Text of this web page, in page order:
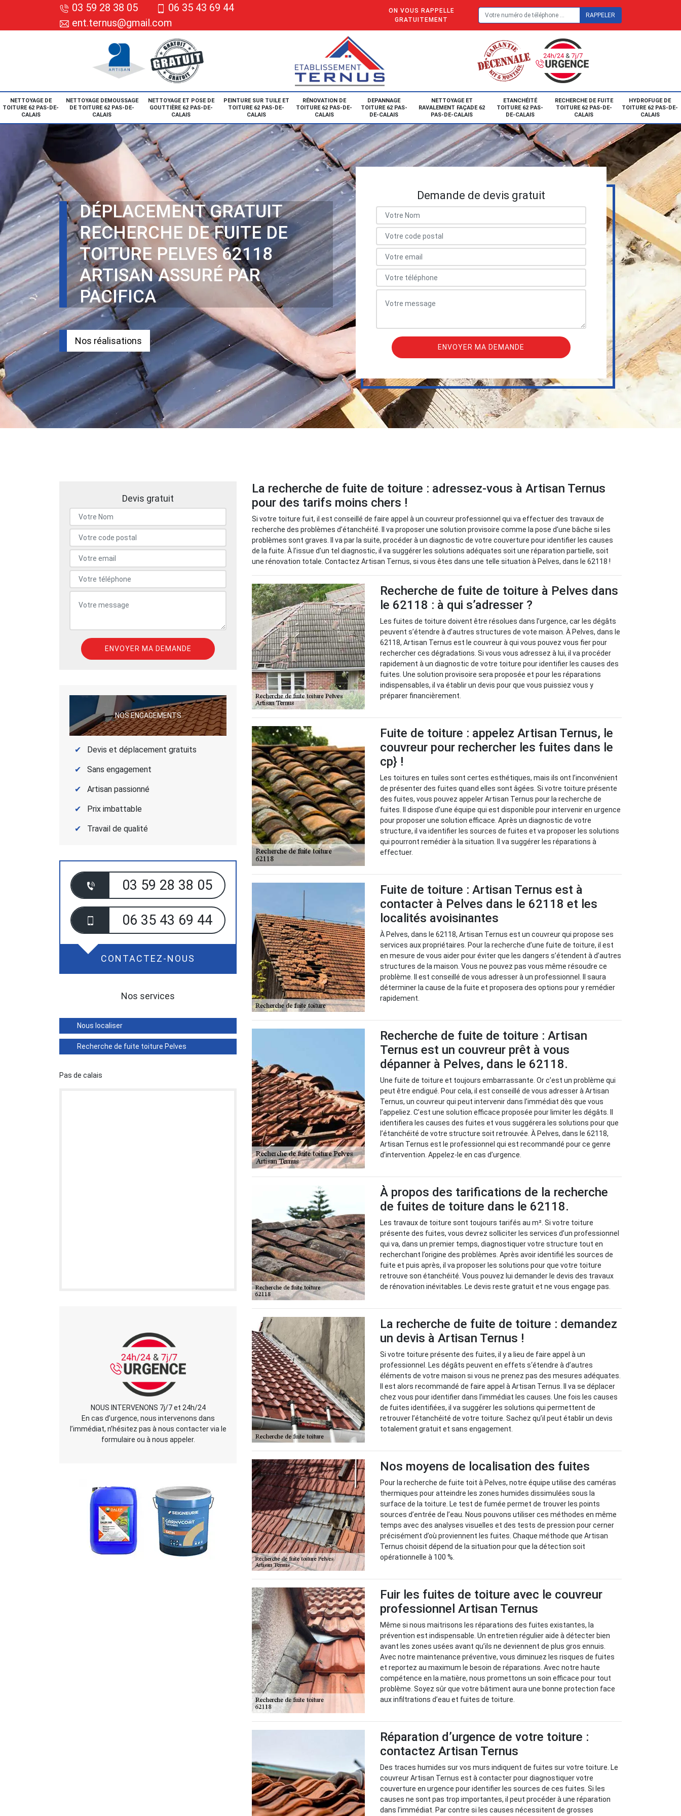
03 59 28 38 05
06 35 43 69 44
ent.ternus@gmail.com
ON VOUS RAPPELLE
GRATUITEMENT
NETTOYAGE DE
TOITURE 62 PAS-DE-
CALAIS
NETTOYAGE DEMOUSSAGE
DE TOITURE 62 PAS-DE-
CALAIS
NETTOYAGE ET POSE DE
GOUTTIÈRE 62 PAS-DE-
CALAIS
PEINTURE SUR TUILE ET
TOITURE 62 PAS-DE-
CALAIS
RÉNOVATION DE
TOITURE 62 PAS-DE-
CALAIS
DEPANNAGE
TOITURE 62 PAS-
DE-CALAIS
NETTOYAGE ET
RAVALEMENT FAÇADE 62
PAS-DE-CALAIS
ETANCHÉITÉ
TOITURE 62 PAS-
DE-CALAIS
RECHERCHE DE FUITE
TOITURE 62 PAS-DE-
CALAIS
HYDROFUGE DE
TOITURE 62 PAS-DE-
CALAIS
DÉPLACEMENT GRATUIT
RECHERCHE DE FUITE DE
TOITURE PELVES 62118
ARTISAN ASSURÉ PAR
PACIFICA
Nos réalisations
Demande de devis gratuit
Devis gratuit
NOS ENGAGEMENTS
Devis et déplacement gratuits
Sans engagement
Artisan passionné
Prix imbattable
Travail de qualité
03 59 28 38 05
06 35 43 69 44
CONTACTEZ-NOUS
Nos services
Nous localiser
Recherche de fuite toiture Pelves
Pas de calais
NOUS INTERVENONS 7j/7 et 24h/24
En cas d’urgence, nous intervenons dans
l’immédiat, n’hésitez pas à nous contacter via le
formulaire ou à nous appeler.
La recherche de fuite de toiture : adressez-vous à Artisan Ternus
pour des tarifs moins chers !
Si votre toiture fuit, il est conseillé de faire appel à un couvreur professionnel qui va effectuer des travaux de
recherche des problèmes d’étanchéité. Il va proposer une solution provisoire comme la pose d’une bâche si les
problèmes sont graves. Il va par la suite, procéder à un diagnostic de votre couverture pour identifier les causes
de la fuite. À l’issue d’un tel diagnostic, il va suggérer les solutions adéquates soit une réparation partielle, soit
une rénovation totale. Contactez Artisan Ternus, si vous êtes dans une telle situation à Pelves, dans le 62118 !
Recherche de fuite de toiture à Pelves dans
le 62118 : à qui s’adresser ?
Les fuites de toiture doivent être résolues dans l’urgence, car les dégâts
peuvent s’étendre à d’autres structures de vote maison. À Pelves, dans le
62118, Artisan Ternus est le couvreur à qui vous pouvez vous fier pour
rechercher ces dégradations. Si vous vous adressez à lui, il va procéder
rapidement à un diagnostic de votre toiture pour identifier les causes des
fuites. Une solution provisoire sera proposée et pour les réparations
indispensables, il va établir un devis pour que vous puissiez vous y
préparer financièrement.
Fuite de toiture : appelez Artisan Ternus, le
couvreur pour rechercher les fuites dans le
cp} !
Les toitures en tuiles sont certes esthétiques, mais ils ont l’inconvénient
de présenter des fuites quand elles sont âgées. Si votre toiture présente
des fuites, vous pouvez appeler Artisan Ternus pour la recherche de
fuites. Il dispose d’une équipe qui est disponible pour intervenir en urgence
pour proposer une solution efficace. Après un diagnostic de votre
structure, il va identifier les sources de fuites et va proposer les solutions
qui pourront remédier à la situation. Il va suggérer les réparations à
effectuer.
Fuite de toiture : Artisan Ternus est à
contacter à Pelves dans le 62118 et les
localités avoisinantes
À Pelves, dans le 62118, Artisan Ternus est un couvreur qui propose ses
services aux propriétaires. Pour la recherche d’une fuite de toiture, il est
en mesure de vous aider pour éviter que les dangers s’étendent à d’autres
structures de la maison. Vous ne pouvez pas vous même résoudre ce
problème. Il est conseillé de vous adresser à un professionnel. Il saura
déterminer la cause de la fuite et proposera des options pour y remédier
rapidement.
Recherche de fuite de toiture : Artisan
Ternus est un couvreur prêt à vous
dépanner à Pelves, dans le 62118.
Une fuite de toiture et toujours embarrassante. Or c’est un problème qui
peut être endigué. Pour cela, il est conseillé de vous adresser à Artisan
Ternus, un couvreur qui peut intervenir dans l’immédiat dès que vous
l’appeliez. C’est une solution efficace proposée pour limiter les dégâts. Il
identifiera les causes des fuites et vous suggérera les solutions pour que
l’étanchéité de votre structure soit retrouvée. À Pelves, dans le 62118,
Artisan Ternus est le professionnel qui est recommandé pour ce genre
d’intervention. Appelez-le en cas d’urgence.
À propos des tarifications de la recherche
de fuites de toiture dans le 62118.
Les travaux de toiture sont toujours tarifés au m². Si votre toiture
présente des fuites, vous devrez solliciter les services d’un professionnel
qui va, dans un premier temps, diagnostiquer votre structure tout en
recherchant l’origine des problèmes. Après avoir identifié les sources de
fuite et puis après, il va proposer les solutions pour que votre toiture
retrouve son étanchéité. Vous pouvez lui demander le devis des travaux
de rénovation inévitables. Le devis reste gratuit et ne vous engage pas.
La recherche de fuite de toiture : demandez
un devis à Artisan Ternus !
Si votre toiture présente des fuites, il y a lieu de faire appel à un
professionnel. Les dégâts peuvent en effets s‘étendre à d’autres
éléments de votre maison si vous ne prenez pas des mesures adéquates.
Il est alors recommandé de faire appel à Artisan Ternus. Il va se déplacer
chez vous pour identifier dans l’immédiat les causes. Une fois les causes
de fuites identifiées, il va suggérer les solutions qui permettent de
retrouver l’étanchéité de votre toiture. Sachez qu’il peut établir un devis
totalement gratuit et sans engagement.
Nos moyens de localisation des fuites
Pour la recherche de fuite toit à Pelves, notre équipe utilise des caméras
thermiques pour atteindre les zones humides dissimulées sous la
surface de la toiture. Le test de fumée permet de trouver les points
sources d’entrée de l’eau. Nous pouvons utiliser ces méthodes en même
temps avec des analyses visuelles et des tests de pression pour cerner
précisément d’où proviennent les fuites. Chaque méthode que Artisan
Ternus choisit dépend de la situation pour que la détection soit
opérationnelle à 100 %.
Fuir les fuites de toiture avec le couvreur
professionnel Artisan Ternus
Même si nous maitrisons les réparations des fuites existantes, la
prévention est indispensable. Un entretien régulier aide à détecter bien
avant les zones usées avant qu’ils ne deviennent de plus gros ennuis.
Avec notre maintenance préventive, vous diminuez les risques de fuites
et reportez au maximum le besoin de réparations. Avec notre haute
compétence en la matière, nous promettons un soin efficace pour tout
problème. Soyez sûr que votre bâtiment aura une bonne protection face
aux infiltrations d’eau et fuites de toiture.
Réparation d’urgence de votre toiture :
contactez Artisan Ternus
Des traces humides sur vos murs indiquent de fuites sur votre toiture. Le
couvreur Artisan Ternus est à contacter pour diagnostiquer votre
couverture en urgence pour identifier les sources de ces fuites. Si les
causes ne sont pas trop importantes, il peut procéder à une réparation
dans l’immédiat. Par contre si les causes nécessitent de grosses